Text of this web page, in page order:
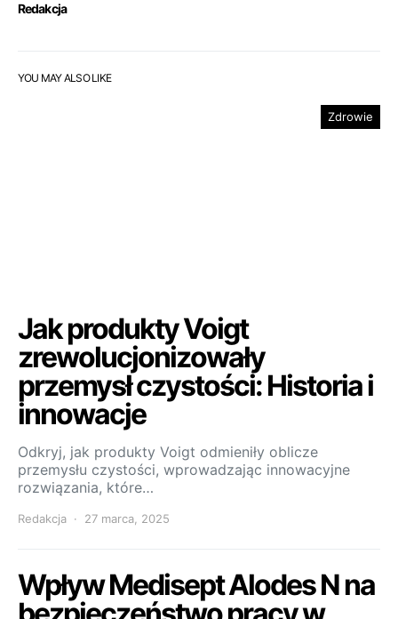
Redakcja
YOU MAY ALSO LIKE
Zdrowie
Jak produkty Voigt
zrewolucjonizowały
przemysł czystości: Historia i
innowacje
Odkryj, jak produkty Voigt odmieniły oblicze
przemysłu czystości, wprowadzając innowacyjne
rozwiązania, które…
Redakcja 27 marca, 2025
Wpływ Medisept Alodes N na